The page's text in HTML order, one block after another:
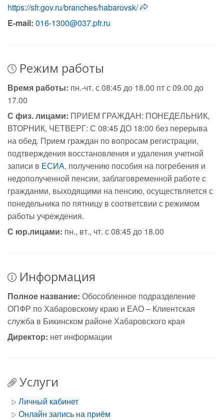
https://sfr.gov.ru/branches/habarovsk/
E-mail: 016-1300@037.pfr.ru
Режим работы
Время работы: пн.-чт. с 08:45 до 18.00 пт с 09.00 до
17.00
С физ. лицами: ПРИЕМ ГРАЖДАН: ПОНЕДЕЛЬНИК,
ВТОРНИК, ЧЕТВЕРГ: С 08:45 ДО 18:00 без перерыва
на обед. Прием граждан по вопросам регистрации,
подтверждения восстановления и удаления учетной
записи в ЕСИА, получению пособия на погребения и
недополученной пенсии, заблаговременной работе с
гражданми, выходящими на пенсию, осуществляется с
понедельника по пятницу в соответсвии с режимом
работы учреждения.
С юр.лицами: пн., вт., чт. с 08:45 до 18.00
Информация
Полное название: Обособленное подразделение
ОПФР по Хабаровскому краю и ЕАО – Клиентская
служба в Бикинском районе Хабаровского края
Директор: нет информации
Услуги
Личный кабинет
Онлайн запись на приём